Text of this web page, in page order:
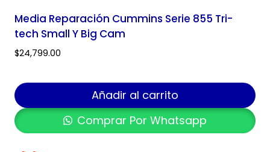
Media Reparación Cummins Serie 855 Tri-
tech Small Y Big Cam
$24,799.00
Añadir al carrito
Comprar Por Whatsapp